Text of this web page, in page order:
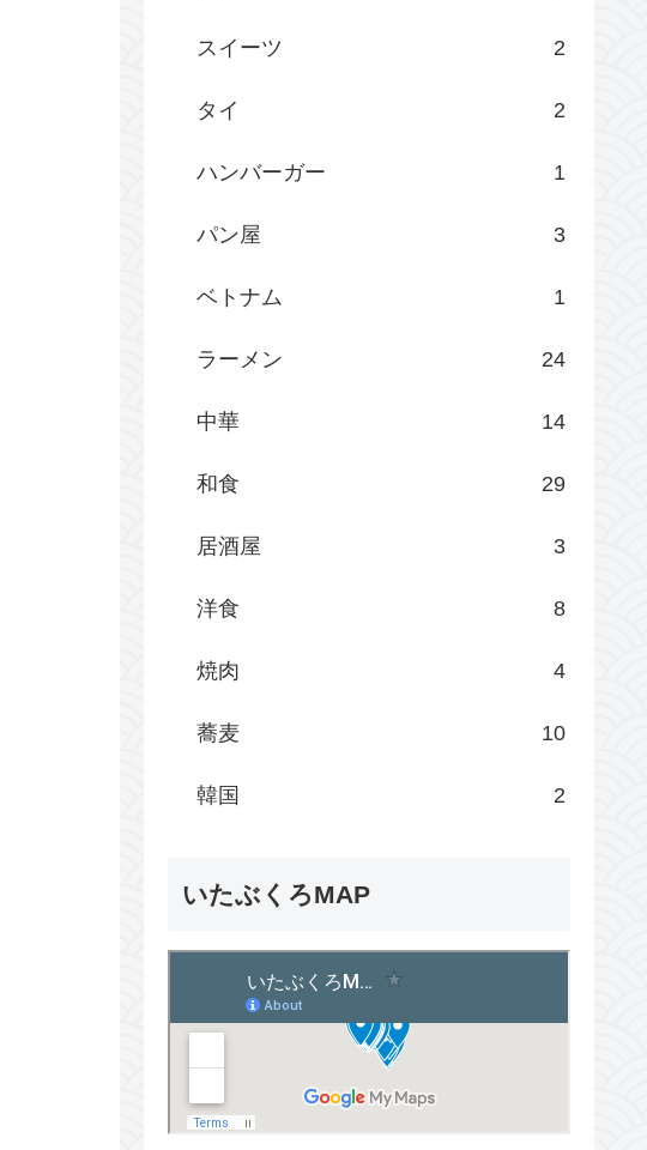
スイーツ 2
タイ 2
ハンバーガー 1
パン屋 3
ベトナム 1
ラーメン 24
中華 14
和食 29
居酒屋 3
洋食 8
焼肉 4
蕎麦 10
韓国 2
いたぶくろMAP